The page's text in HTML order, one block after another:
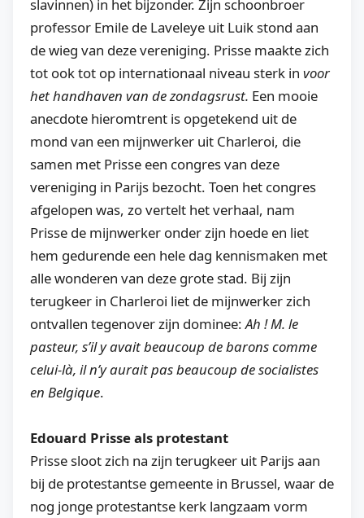
slavinnen) in het bijzonder. Zijn schoonbroer
professor Emile de Laveleye uit Luik stond aan
de wieg van deze vereniging. Prisse maakte zich
tot ook tot op internationaal niveau sterk in voor
het handhaven van de zondagsrust. Een mooie
anecdote hieromtrent is opgetekend uit de
mond van een mijnwerker uit Charleroi, die
samen met Prisse een congres van deze
vereniging in Parijs bezocht. Toen het congres
afgelopen was, zo vertelt het verhaal, nam
Prisse de mijnwerker onder zijn hoede en liet
hem gedurende een hele dag kennismaken met
alle wonderen van deze grote stad. Bij zijn
terugkeer in Charleroi liet de mijnwerker zich
ontvallen tegenover zijn dominee:Ah ! M. le
pasteur, s’il y avait beaucoup de barons comme
celui-là, il n’y aurait pas beaucoup de socialistes
en Belgique.
Edouard Prisse als protestant
Prisse sloot zich na zijn terugkeer uit Parijs aan
bij de protestantse gemeente in Brussel, waar de
nog jonge protestantse kerk langzaam vorm